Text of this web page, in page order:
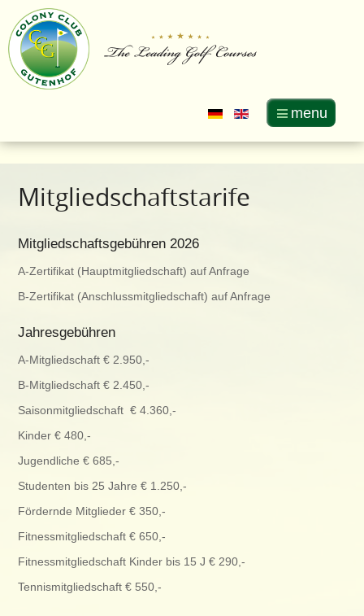
menu
Mitgliedschaftstarife
Mitgliedschaftsgebühren 2026
A-Zertifikat (Hauptmitgliedschaft) auf Anfrage
B-Zertifikat (Anschlussmitgliedschaft) auf Anfrage
Jahresgebühren
A-Mitgliedschaft € 2.950,-
B-Mitgliedschaft € 2.450,-
Saisonmitgliedschaft € 4.360,-
Kinder € 480,-
Jugendliche € 685,-
Studenten bis 25 Jahre € 1.250,-
Fördernde Mitglieder € 350,-
Fitnessmitgliedschaft € 650,-
Fitnessmitgliedschaft Kinder bis 15 J € 290,-
Tennismitgliedschaft € 550,-